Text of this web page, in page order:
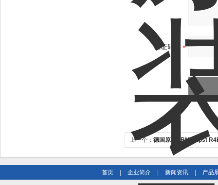
验证码：
上一个： 德国原装EBM-papst
首页 企业简介 新闻资讯 产品